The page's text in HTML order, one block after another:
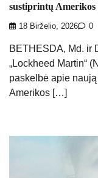
sustiprintų Amerikos
18 Birželio, 2026 0
BETHESDA, Md. ir
„Lockheed Martin“
paskelbė apie
Amerikos […]